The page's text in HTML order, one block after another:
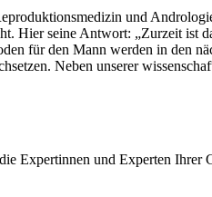
und
Hier seine Antwort: „Zurzeit ist
für den Mann werden in den
Neben unserer
Expertinnen und Experten